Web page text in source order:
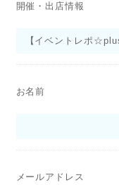
開催・出店情報
お名前
メールアドレス